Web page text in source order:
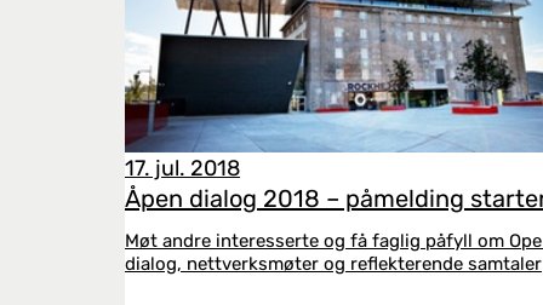
17. jul. 2018
Åpen dialog 2018 – påmelding
Møt andre interesserte og få faglig påfyll om
dialog, nettverksmøter og reflekterende samtaler